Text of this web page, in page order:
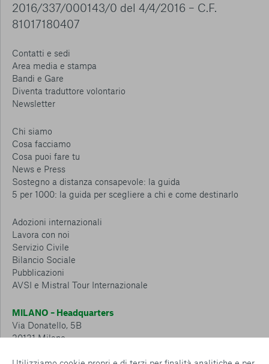
2016/337/000143/0 del 4/4/2016 – C.F.
81017180407
Contatti e sedi
Area media e stampa
Bandi e Gare
Diventa traduttore volontario
Newsletter
Chi siamo
Cosa facciamo
Cosa puoi fare tu
News e Press
Sostegno a distanza consapevole: la guida
5 per 1000: la guida per scegliere a chi e come destinarlo
Adozioni internazionali
Lavora con noi
Servizio Civile
Bilancio Sociale
Pubblicazioni
AVSI e Mistral Tour Internazionale
MILANO – Headquarters
Via Donatello, 5B
20131 Milano